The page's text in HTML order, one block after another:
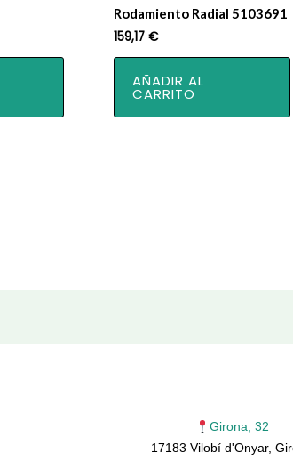
Rodamiento Radial 5103691
159,17 €
AÑADIR AL
CARRITO
Girona, 32
17183 Vilobí d'Onyar,